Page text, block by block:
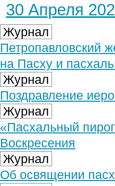
30 Апреля
Журнал
Петропавловский
на Пасху и
Журнал
Поздравление
Журнал
«Пасхальный
Воскресения
Журнал
Об освящении